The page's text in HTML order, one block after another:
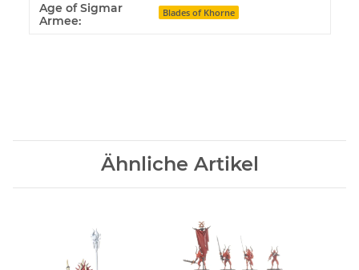
Age of Sigmar
Armee:
Blades of Khorne
Ähnliche Artikel